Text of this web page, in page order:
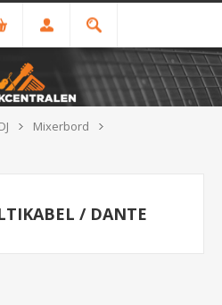
Mixerbord
/ DANTE